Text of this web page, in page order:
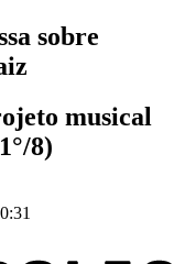
sobre
musical
8)